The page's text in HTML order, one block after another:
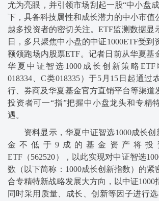
尤为亮眼，并引领市场刮起一股“中小盘
下，具备科技属性和成长潜力的中小市值
越多投资者的密切关注。ETF监测数据显
日，多只聚焦中小盘的中证1000ETF受到
额领跑场内股票ETF。记者日前从华夏基
华夏中证智选1000成长创新策略
018334、C类018335）于5月15日起通过
行、券商及华夏基金官方直销平台等渠道
投资者可一“指”把握中小盘龙头和专精
遇。
资料显示，华夏中证智选1000成长创
金不低于9成的基金资产将投
ETF（562520），以此实现对中证智选
数（以下简称：1000成长创新指数）的紧
合专精特新战略发展大方向，以中证1000
同时采用质量、成长、创新等因子进行